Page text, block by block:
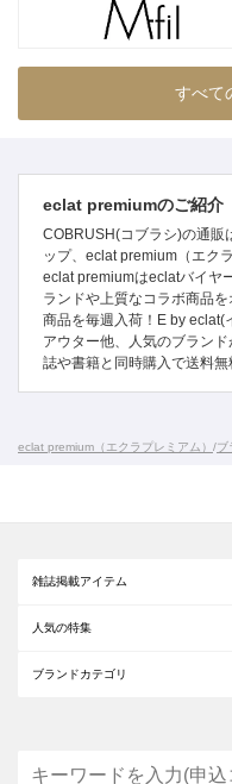
すべて
eclat premiumのご紹介
COBRUSH(コブラシ)の通販
ップ、eclat premium（エク
eclat premiumはeclatバイヤ
ランドや上質なコラボ商品
商品を毎週入荷！E by eclat(
アウター他、人気のブラン
誌や書籍と同時購入で送料無
eclat premium（エクラプレミアム） /ブ
雑誌掲載アイテム
人気の特集
ブランドカテゴリ